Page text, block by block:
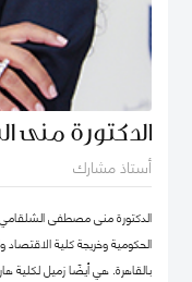
الدكتورة منى
أستاذ مشارك
الدكتورة منى مصطفى
الحكومية وخريجة كلية الاقتصاد
بالقاهرة. هي أيضًا زميل لكلية